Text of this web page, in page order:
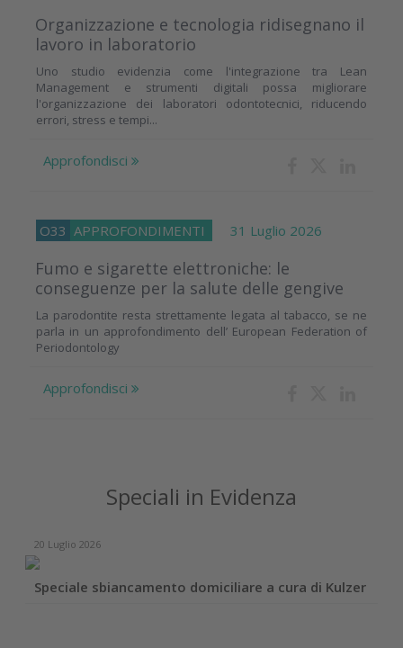
Organizzazione e tecnologia ridisegnano il
lavoro in laboratorio
Uno studio evidenzia come l'integrazione tra Lean
Management e strumenti digitali possa migliorare
l'organizzazione dei laboratori odontotecnici, riducendo
errori, stress e tempi...
Approfondisci
O33 APPROFONDIMENTI 31 Luglio 2026
Fumo e sigarette elettroniche: le
conseguenze per la salute delle gengive
La parodontite resta strettamente legata al tabacco, se ne
parla in un approfondimento dell’ European Federation of
Periodontology
Approfondisci
Speciali in Evidenza
20 Luglio 2026
Speciale sbiancamento domiciliare a cura di Kulzer